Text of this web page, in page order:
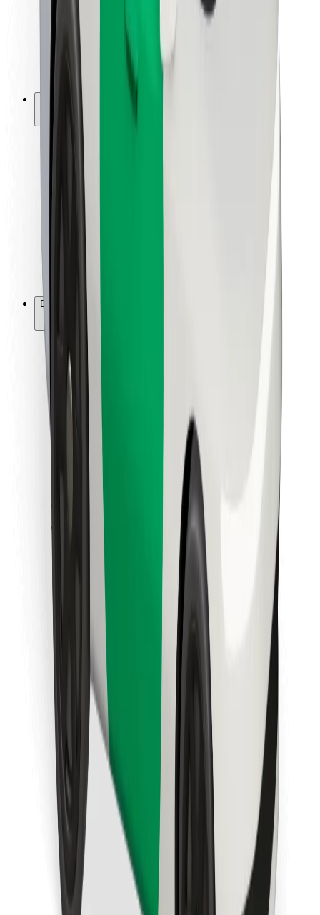
Məkanlar
Şəhər mühiti üçün həllər
Hava limanları
Bolt enerji doldurma stansiyaları
Sərnişinlər üçün
Sürücülər üçün
Kuryerlər üçün
Bolt Food
Avtopark sahibləri üçün
Restoranlar üçün
Digər
Təchizatçılar
Qaydalar və Şərtlər
Kukilər
Təhlükəsizlik
Dəqiqələr ərzində gediş əldə et!
Sevdiyiniz yeməyi tapın!
Bolt Food tətbiqini endir